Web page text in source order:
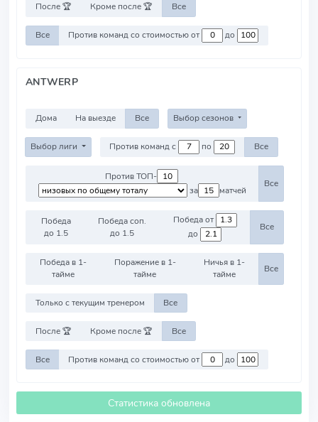
После 🏆 Кроме после 🏆 Все
Все Против команд со стоимостью от до
ANTWERP
Дома На выезде Все Выбор сезонов
Выбор лиги Против команд с по Все
Против ТОП-
за
матчей
Все
Победа
до 1.5
Победа соп.
до 1.5
Победа от
до
Все
Победа в 1-
тайме
Поражение в 1-
тайме
Ничья в 1-
тайме
Все
Только с текущим тренером Все
После 🏆 Кроме после 🏆 Все
Все Против команд со стоимостью от до
Статистика обновлена